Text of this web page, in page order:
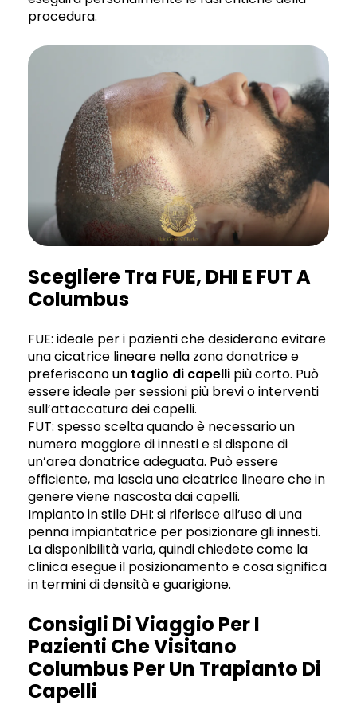
procedura.
Scegliere Tra FUE, DHI E FUT A
Columbus
FUE: ideale per i pazienti che desiderano evitare
una cicatrice lineare nella zona donatrice e
preferiscono un taglio di capelli più corto. Può
essere ideale per sessioni più brevi o interventi
sull’attaccatura dei capelli.
FUT: spesso scelta quando è necessario un
numero maggiore di innesti e si dispone di
un’area donatrice adeguata. Può essere
efficiente, ma lascia una cicatrice lineare che in
genere viene nascosta dai capelli.
Impianto in stile DHI: si riferisce all’uso di una
penna impiantatrice per posizionare gli innesti.
La disponibilità varia, quindi chiedete come la
clinica esegue il posizionamento e cosa significa
in termini di densità e guarigione.
Consigli Di Viaggio Per I
Pazienti Che Visitano
Columbus Per Un Trapianto Di
Capelli